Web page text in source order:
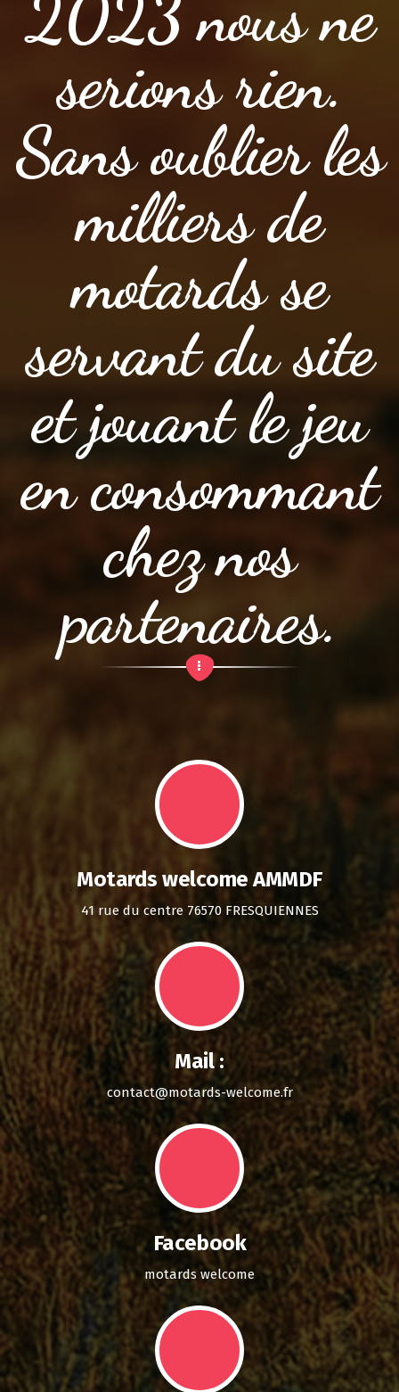
2023 nous ne
serions rien.
Sans oublier les
milliers de
motards se
servant du site
et jouant le jeu
en consommant
chez nos
partenaires.
Motards welcome AMMDF
41 rue du centre 76570 FRESQUIENNES
Mail :
contact@motards-welcome.fr
Facebook
motards welcome